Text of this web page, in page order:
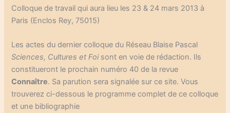
Colloque de travail qui aura lieu les 23 & 24 mars 2013 à
Paris (Enclos Rey, 75015)
Les actes du dernier colloque du Réseau Blaise Pascal
Sciences, Cultures et Foisont en voie de rédaction. Ils
constitueront le prochain numéro 40 de la revue
Connaître. Sa parution sera signalée sur ce site. Vous
trouverez ci-dessous le programme complet de ce colloque
et une bibliographie